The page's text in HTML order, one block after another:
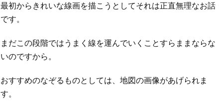
最初からきれいな線画を描こうとしてそれは正直無理なお話
です。
まだこの段階ではうまく線を運んでいくことすらままならな
いのですから。
おすすめのなぞるものとしては、地図の画像があげられま
す。